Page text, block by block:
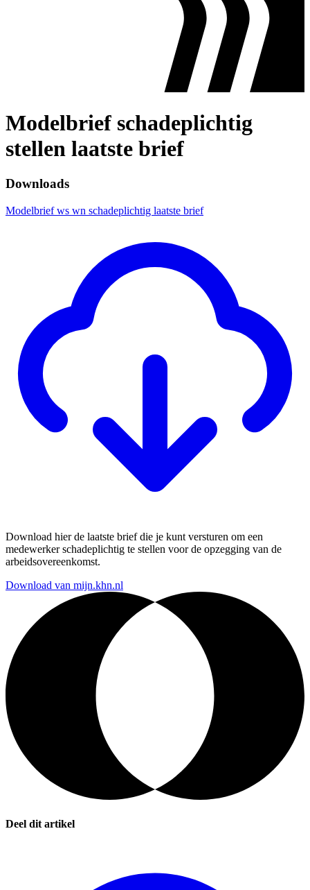
Modelbrief schadeplichtig
stellen laatste brief
Downloads
Modelbrief ws wn schadeplichtig laatste brief
Download hier de laatste brief die je kunt versturen om een
medewerker schadeplichtig te stellen voor de opzegging van de
arbeidsovereenkomst.
Download van mijn.khn.nl
Deel dit artikel